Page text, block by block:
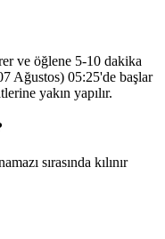
ve öğlene 5-10 dakika
Ağustos) 05:25'de başlar
yakın yapılır.
sırasında kılınır